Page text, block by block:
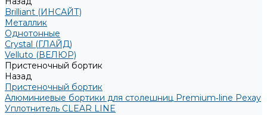
Brilliant (ИНСАЙТ)
Металлик
Однотонные
Crystal (ГЛАЙД)
Velluto (ВЕЛЮР)
Пристеночный бортик
Назад
Пристеночный бортик
Алюминиевые бортики для столешниц Premium‑line Рехау
Уплотнитель CLEAR LINE